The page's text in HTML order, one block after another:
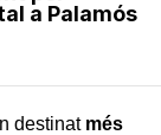
a Palamós
destinatmés